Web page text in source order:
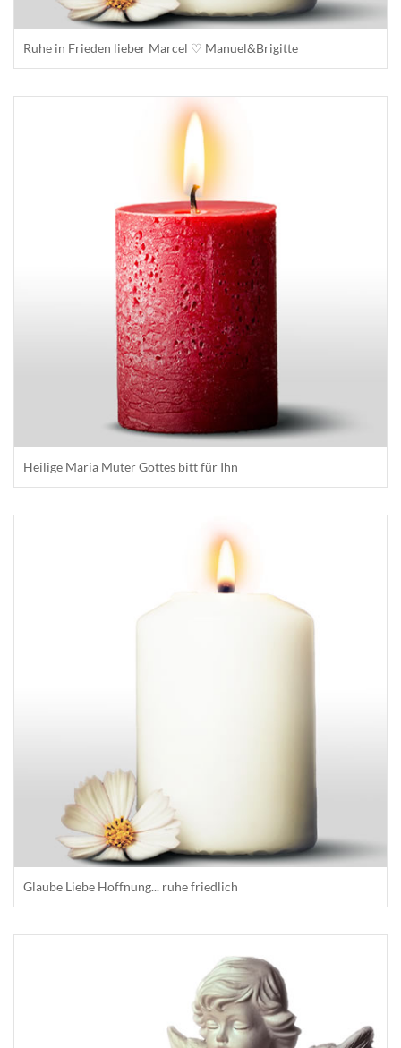
Ruhe in Frieden lieber Marcel ♡ Manuel&Brigitte
Heilige Maria Muter Gottes bitt für Ihn
Glaube Liebe Hoffnung... ruhe friedlich